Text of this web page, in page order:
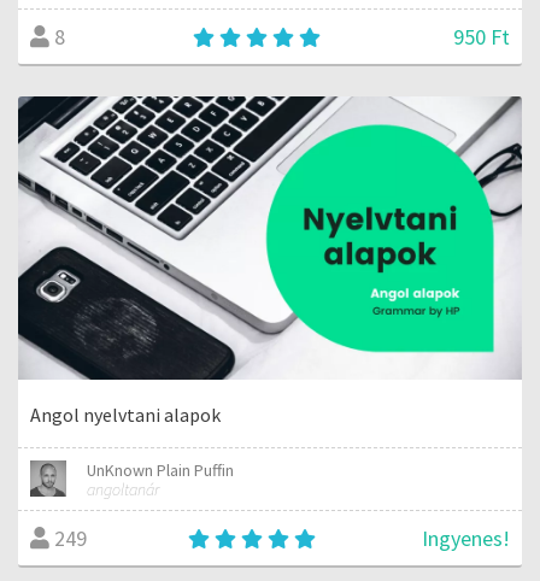
8 950 Ft
Angol nyelvtani alapok
UnKnown Plain Puffin
angoltanár
249 Ingyenes!